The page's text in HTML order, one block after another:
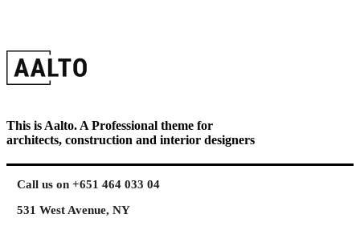
This is Aalto. A Professional theme for
architects, construction and interior designers
Call us on +651 464 033 04
531 West Avenue, NY